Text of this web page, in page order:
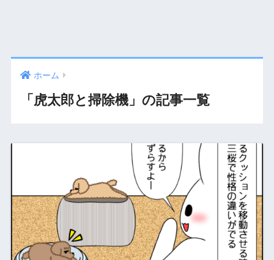
ホーム
「虎太郎と掃除機」の記事一覧